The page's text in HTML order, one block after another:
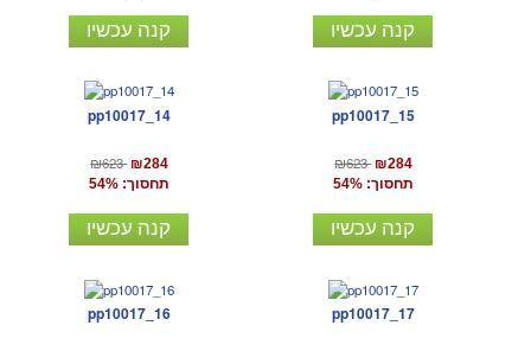
קנה עכשיו קנה עכשיו
pp10017_14
₪623 ₪284
תחסוך: 54%
קנה עכשיו
pp10017_15
₪623 ₪284
תחסוך: 54%
קנה עכשיו
pp10017_16 pp10017_17